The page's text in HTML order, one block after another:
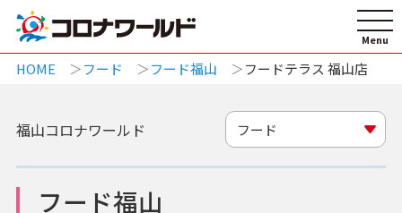
HOME フード フード福山 フードテラス 福山店
フード福山
福山コロナワールド フード